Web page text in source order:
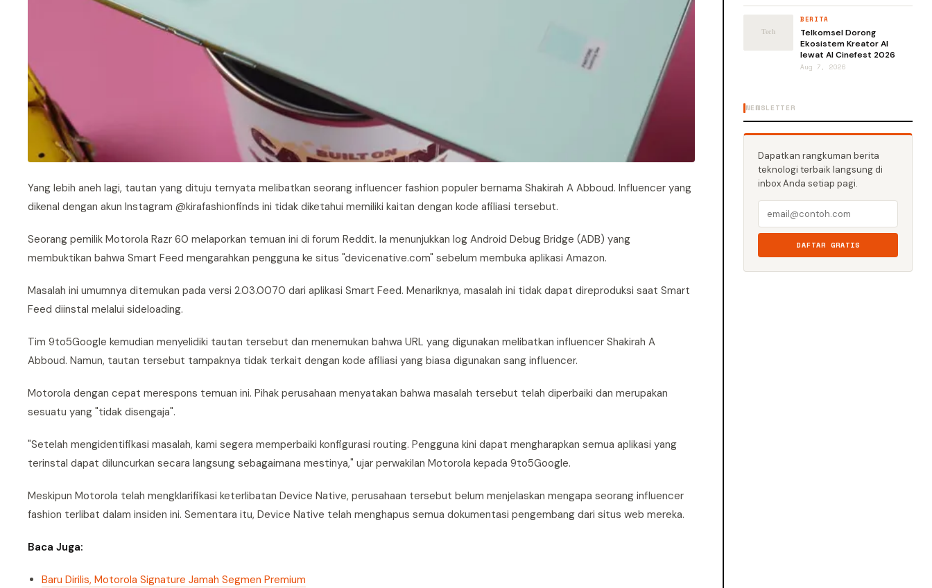
Yang lebih aneh lagi, tautan yang dituju ternyata melibatkan seorang influencer fashion populer bernama Shakirah A Abboud. Influencer yang
dikenal dengan akun Instagram @kirafashionfinds ini tidak diketahui memiliki kaitan dengan kode afiliasi tersebut.
Seorang pemilik Motorola Razr 60 melaporkan temuan ini di forum Reddit. Ia menunjukkan log Android Debug Bridge (ADB) yang
membuktikan bahwa Smart Feed mengarahkan pengguna ke situs "devicenative.com" sebelum membuka aplikasi Amazon.
Masalah ini umumnya ditemukan pada versi 2.03.0070 dari aplikasi Smart Feed. Menariknya, masalah ini tidak dapat direproduksi saat Smart
Feed diinstal melalui sideloading.
Tim 9to5Google kemudian menyelidiki tautan tersebut dan menemukan bahwa URL yang digunakan melibatkan influencer Shakirah A
Abboud. Namun, tautan tersebut tampaknya tidak terkait dengan kode afiliasi yang biasa digunakan sang influencer.
Motorola dengan cepat merespons temuan ini. Pihak perusahaan menyatakan bahwa masalah tersebut telah diperbaiki dan merupakan
sesuatu yang "tidak disengaja".
"Setelah mengidentifikasi masalah, kami segera memperbaiki konfigurasi routing. Pengguna kini dapat mengharapkan semua aplikasi yang
terinstal dapat diluncurkan secara langsung sebagaimana mestinya," ujar perwakilan Motorola kepada 9to5Google.
Meskipun Motorola telah mengklarifikasi keterlibatan Device Native, perusahaan tersebut belum menjelaskan mengapa seorang influencer
fashion terlibat dalam insiden ini. Sementara itu, Device Native telah menghapus semua dokumentasi pengembang dari situs web mereka.
Baca Juga:
Baru Dirilis, Motorola Signature Jamah Segmen Premium
BERITA
Telkomsel Dorong
Ekosistem Kreator AI
lewat AI Cinefest 2026
Aug 7, 2026
NEWSLETTER
Dapatkan rangkuman berita
teknologi terbaik langsung di
inbox Anda setiap pagi.
DAFTAR GRATIS